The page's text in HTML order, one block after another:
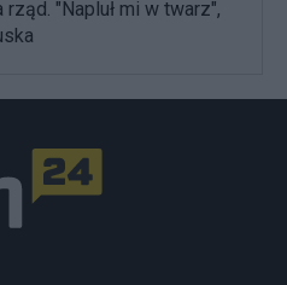
"Napluł mi w twarz",